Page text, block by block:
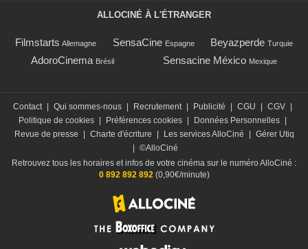
ALLOCINÉ À L'ÉTRANGER
Filmstarts Allemagne SensaCine Espagne Beyazperde Turquie
AdoroCinema Brésil Sensacine México Mexique
Contact Qui sommes-nous Recrutement Publicité CGU CGV
Politique de cookies
Préférences cookies Données Personnelles
Revue de presse
Charte d'écriture Les services AlloCiné
Gérer Utiq
©AlloCiné
Retrouvez tous les horaires et infos de votre cinéma sur le numéro AlloCiné :
0 892 892 892(0,90€/minute)